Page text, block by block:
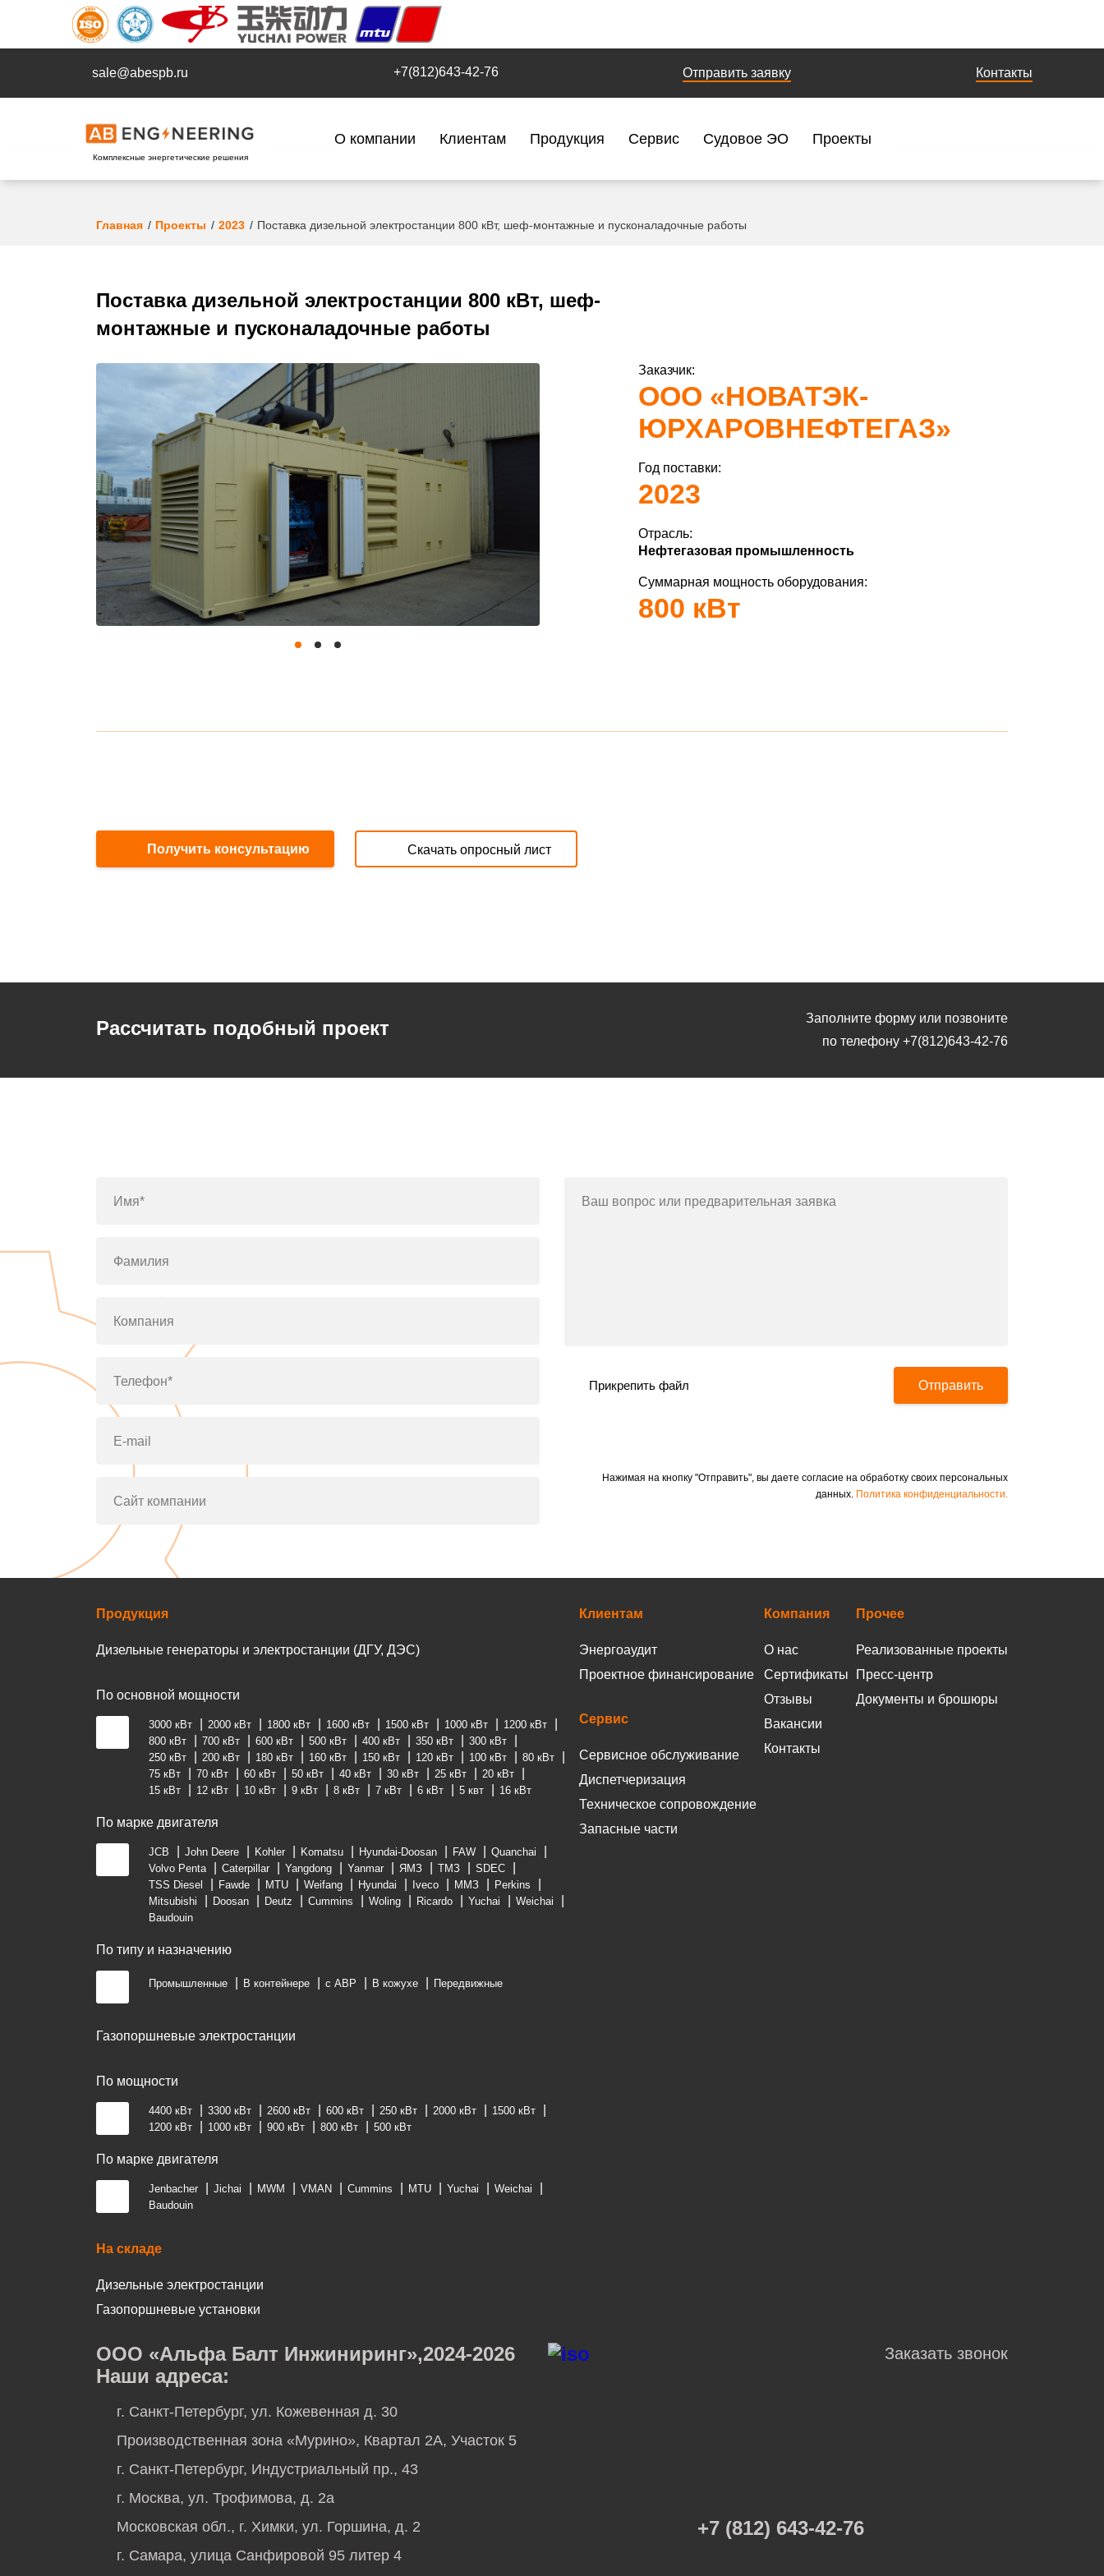
sale@abespb.ru +7(812)643-42-76 Отправить заявку Контакты
Комплексные энергетические решения
О компании Клиентам Продукция Сервис Судовое ЭО Проекты
Главная Проекты 2023 Поставка дизельной электростанции 800 кВт, шеф-монтажные и пусконаладочные работы
Поставка дизельной электростанции 800 кВт, шеф-
монтажные и пусконаладочные работы
Заказчик:
ООО «НОВАТЭК-
ЮРХАРОВНЕФТЕГАЗ»
Год поставки:
2023
Отрасль:
Нефтегазовая промышленность
Суммарная мощность оборудования:
800 кВт
Получить консультацию Скачать опросный лист
Рассчитать подобный проект
Заполните форму или позвоните
по телефону +7(812)643-42-76
Имя*
Фамилия
Компания
Телефон*
E-mail
Сайт компании
Ваш вопрос или предварительная заявка
Прикрепить файл Отправить
Нажимая на кнопку "Отправить", вы даете согласие на обработку своих персональных
данных. Политика конфиденциальности.
Продукция
Дизельные генераторы и электростанции (ДГУ, ДЭС)
По основной мощности
3000 кВт 2000 кВт 1800 кВт 1600 кВт 1500 кВт 1000 кВт
1200 кВт
800 кВт
700 кВт 600 кВт 500 кВт 400 кВт 350 кВт
300 кВт
250 кВт
200 кВт 180 кВт 160 кВт 150 кВт 120 кВт 100 кВт
80 кВт
75 кВт
70 кВт 60 кВт 50 кВт 40 кВт 30 кВт 25 кВт
20 кВт
15 кВт
12 кВт 10 кВт 9 кВт 8 кВт 7 кВт 6 кВт 5 квт 16 кВт
По марке двигателя
JCB John Deere Kohler Komatsu Hyundai-Doosan FAW
Quanchai
Volvo Penta
Caterpillar Yangdong Yanmar ЯМЗ ТМЗ
SDEC
TSS Diesel
Fawde MTU Weifang Hyundai Iveco ММЗ
Perkins
Mitsubishi
Doosan Deutz Cummins Woling Ricardo Yuchai
Weichai
Baudouin
По типу и назначению
Промышленные В контейнере с АВР В кожухе Передвижные
Газопоршневые электростанции
По мощности
4400 кВт 3300 кВт 2600 кВт 600 кВт 250 кВт 2000 кВт
1500 кВт
1200 кВт
1000 кВт 900 кВт 800 кВт 500 кВт
По марке двигателя
Jenbacher Jichai MWM VMAN Cummins MTU Yuchai
Weichai
Baudouin
На складе
Дизельные электростанции
Газопоршневые установки
Клиентам
Энергоаудит
Проектное финансирование
Сервис
Сервисное обслуживание
Диспетчеризация
Техническое сопровождение
Запасные части
Компания
О нас
Сертификаты
Отзывы
Вакансии
Контакты
Прочее
Реализованные проекты
Пресс-центр
Документы и брошюры
ООО «Альфа Балт Инжиниринг»,2024-2026 Заказать звонок
Наши адреса:
г. Санкт-Петербург, ул. Кожевенная д. 30
Производственная зона «Мурино», Квартал 2А, Участок 5
г. Санкт-Петербург, Индустриальный пр., 43
г. Москва, ул. Трофимова, д. 2а
Московская обл., г. Химки, ул. Горшина, д. 2
г. Самара, улица Санфировой 95 литер 4
+7 (812) 643-42-76